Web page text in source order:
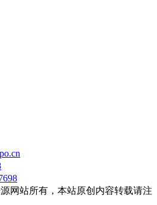
网站所有，本站原创内容转载请注